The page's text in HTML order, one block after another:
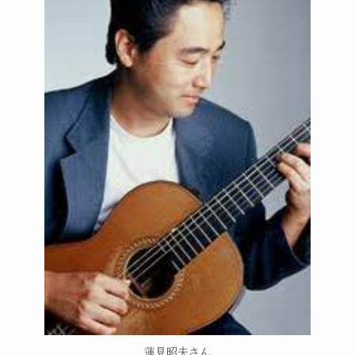
蓮見昭夫さん